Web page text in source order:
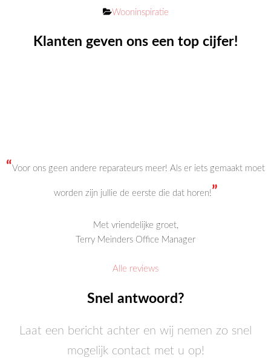
Categorieën
Wooninspiratie
Klanten geven ons een top cijfer!
“Voor ons geen andere reparateurs meer! Als er iets gemaakt moet
worden zijn jullie de eerste die dat horen! ”
Met vriendelijke groet,
Terry Meinders Office Manager
Alle reviews
Snel antwoord?
Laat een bericht achter en wij nemen zo snel
mogelijk contact met u op!